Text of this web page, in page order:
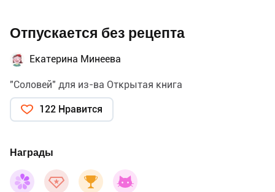
Отпускается без рецепта
Екатерина Минеева
"Соловей" для из-ва Открытая книга
122 Нравится
Награды